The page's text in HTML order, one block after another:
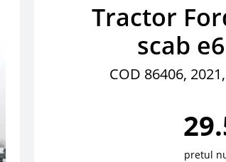
Tractor
scab
COD 86406,
pretul